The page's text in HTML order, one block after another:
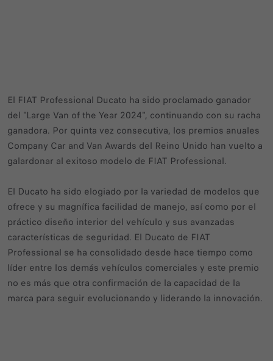
El FIAT Professional Ducato ha sido proclamado ganador
del "Large Van of the Year 2024", continuando con su racha
ganadora. Por quinta vez consecutiva, los premios anuales
Company Car and Van Awards del Reino Unido han vuelto a
galardonar al exitoso modelo de FIAT Professional.
El Ducato ha sido elogiado por la variedad de modelos que
ofrece y su magnífica facilidad de manejo, así como por el
práctico diseño interior del vehículo y sus avanzadas
características de seguridad. El Ducato de FIAT
Professional se ha consolidado desde hace tiempo como
líder entre los demás vehículos comerciales y este premio
no es más que otra confirmación de la capacidad de la
marca para seguir evolucionando y liderando la innovación.